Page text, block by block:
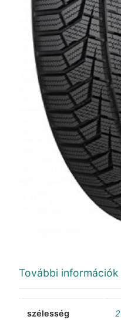
További információk
szélesség